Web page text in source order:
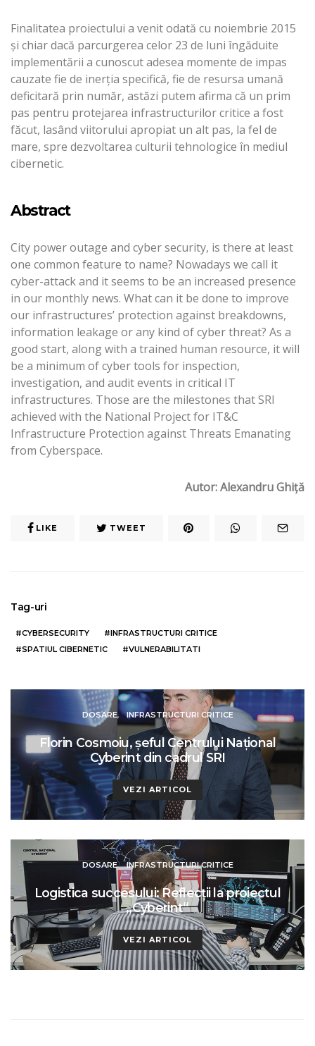
Finalitatea proiectului a venit odată cu noiembrie 2015
și chiar dacă parcurgerea celor 23 de luni îngăduite
implementării a cunoscut adesea momente de impas
cauzate fie de inerția specifică, fie de resursa umană
deficitară prin număr, astăzi putem afirma că un prim
pas pentru protejarea infrastructurilor critice a fost
făcut, lasând viitorului apropiat un alt pas, la fel de
mare, spre dezvoltarea culturii tehnologice în mediul
cibernetic.
Abstract
City power outage and cyber security, is there at least
one common feature to name? Nowadays we call it
cyber-attack and it seems to be an increased presence
in our monthly news. What can it be done to improve
our infrastructures’ protection against breakdowns,
information leakage or any kind of cyber threat? As a
good start, along with a trained human resource, it will
be a minimum of cyber tools for inspection,
investigation, and audit events in critical IT
infrastructures. Those are the milestones that SRI
achieved with the National Project for IT&C
Infrastructure Protection against Threats Emanating
from Cyberspace.
Autor: Alexandru Ghiţă
LIKE TWEET
Tag-uri
CYBERSECURITY
INFRASTRUCTURI CRITICE
SPATIUL CIBERNETIC
VULNERABILITATI
DOSARE INFRASTRUCTURI CRITICE
Florin Cosmoiu, șeful Centrului Național
Cyberint din cadrul SRI
VEZI ARTICOL
DOSARE INFRASTRUCTURI CRITICE
Logistica succesului: Reflecţii la proiectul
„Cyberint“
VEZI ARTICOL